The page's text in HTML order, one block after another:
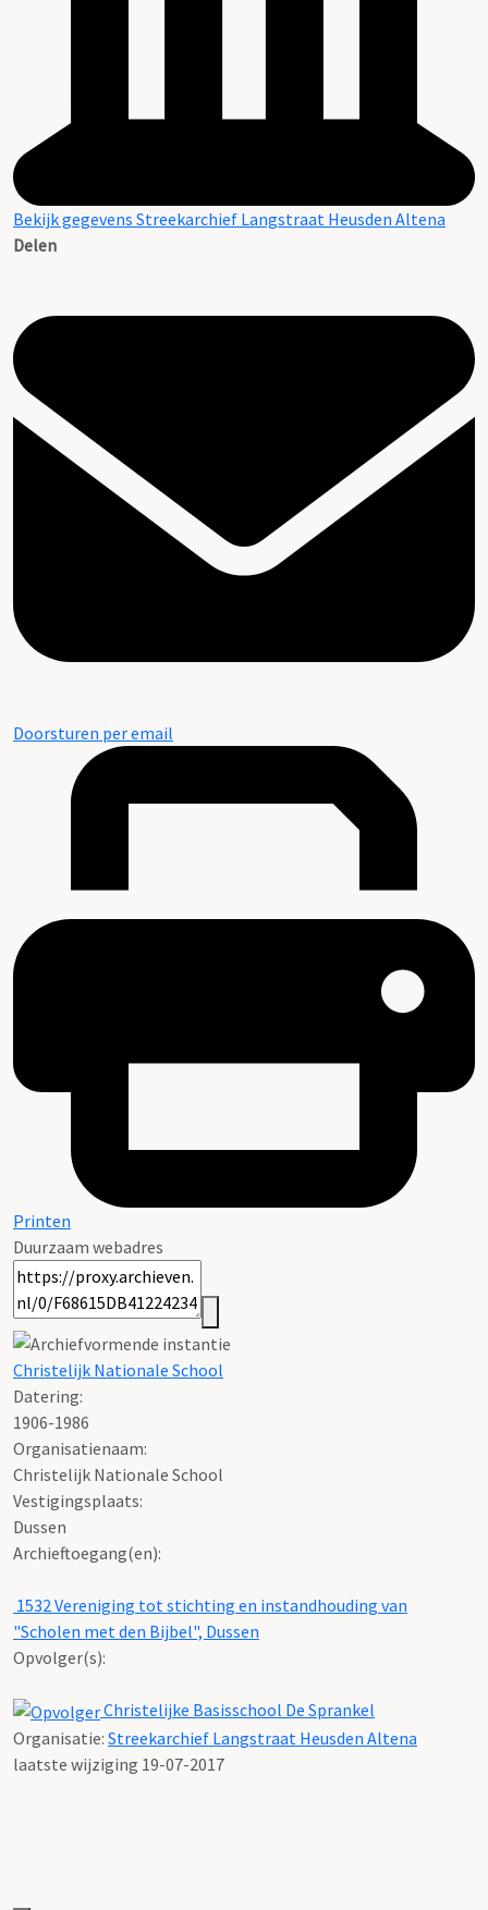
Bekijk gegevens Streekarchief Langstraat Heusden Altena
Delen
Doorsturen per email
Printen
Duurzaam webadres
Christelijk Nationale School
Datering:
1906-1986
Organisatienaam:
Christelijk Nationale School
Vestigingsplaats:
Dussen
Archieftoegang(en):
1532 Vereniging tot stichting en instandhouding van
"Scholen met den Bijbel", Dussen
Opvolger(s):
Christelijke Basisschool De Sprankel
Organisatie: Streekarchief Langstraat Heusden Altena
laatste wijziging 19-07-2017